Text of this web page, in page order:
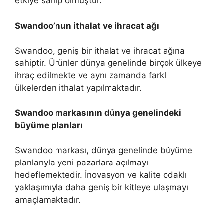
Swandoo’nun ithalat ve ihracat ağı
Swandoo, geniş bir ithalat ve ihracat ağına
sahiptir. Ürünler dünya genelinde birçok ülkeye
ihraç edilmekte ve aynı zamanda farklı
ülkelerden ithalat yapılmaktadır.
Swandoo markasının dünya genelindeki
büyüme planları
Swandoo markası, dünya genelinde büyüme
planlarıyla yeni pazarlara açılmayı
hedeflemektedir. İnovasyon ve kalite odaklı
yaklaşımıyla daha geniş bir kitleye ulaşmayı
amaçlamaktadır.